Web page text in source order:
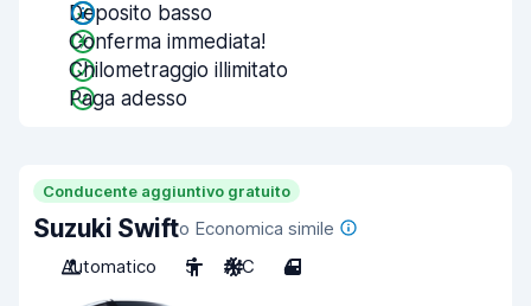
Deposito basso
Conferma immediata!
Chilometraggio illimitato
Paga adesso
Conducente aggiuntivo gratuito
Suzuki Swifto Economica simile
Automatico
5 A/C 4